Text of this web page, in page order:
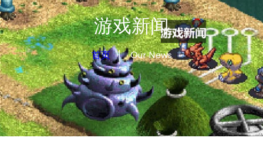
游戏新闻
首页 Our News